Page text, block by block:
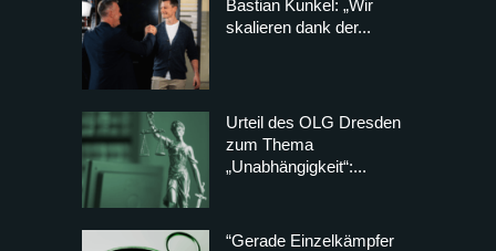
Bastian Kunkel: „Wir
skalieren dank der...
Urteil des OLG Dresden
zum Thema
„Unabhängigkeit“:...
“Gerade Einzelkämpfer